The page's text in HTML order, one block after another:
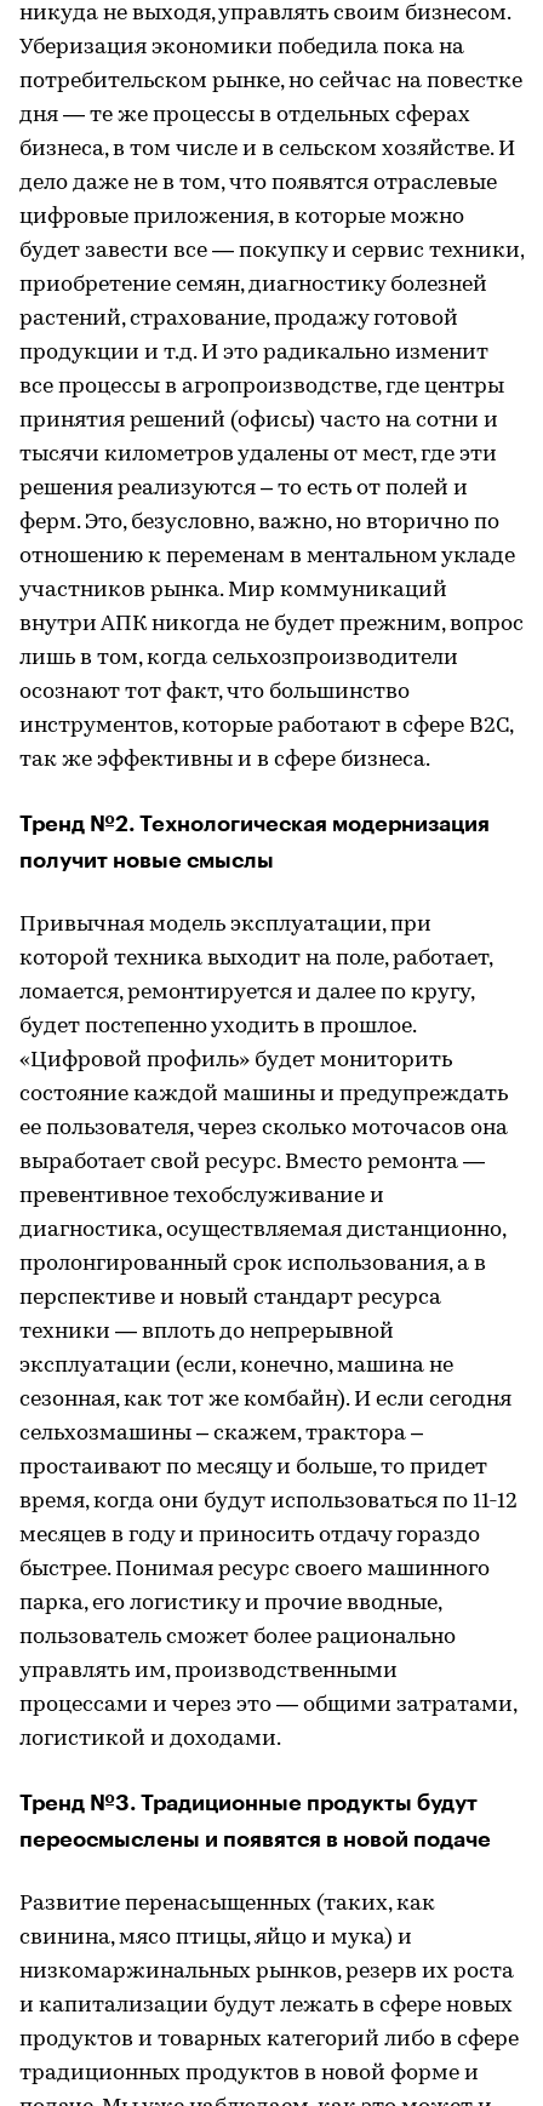
никуда не выходя, управлять своим бизнесом.
Уберизация экономики победила пока на
потребительском рынке, но сейчас на повестке
дня — те же процессы в отдельных сферах
бизнеса, в том числе и в сельском хозяйстве. И
дело даже не в том, что появятся отраслевые
цифровые приложения, в которые можно
будет завести все — покупку и сервис техники,
приобретение семян, диагностику болезней
растений, страхование, продажу готовой
продукции и т.д. И это радикально изменит
все процессы в агропроизводстве, где центры
принятия решений (офисы) часто на сотни и
тысячи километров удалены от мест, где эти
решения реализуются – то есть от полей и
ферм. Это, безусловно, важно, но вторично по
отношению к переменам в ментальном укладе
участников рынка. Мир коммуникаций
внутри АПК никогда не будет прежним, вопрос
лишь в том, когда сельхозпроизводители
осознают тот факт, что большинство
инструментов, которые работают в сфере B2C,
так же эффективны и в сфере бизнеса.
Тренд №2. Технологическая модернизация
получит новые смыслы
Привычная модель эксплуатации, при
которой техника выходит на поле, работает,
ломается, ремонтируется и далее по кругу,
будет постепенно уходить в прошлое.
«Цифровой профиль» будет мониторить
состояние каждой машины и предупреждать
ее пользователя, через сколько моточасов она
выработает свой ресурс. Вместо ремонта —
превентивное техобслуживание и
диагностика, осуществляемая дистанционно,
пролонгированный срок использования, а в
перспективе и новый стандарт ресурса
техники — вплоть до непрерывной
эксплуатации (если, конечно, машина не
сезонная, как тот же комбайн). И если сегодня
сельхозмашины – скажем, трактора –
простаивают по месяцу и больше, то придет
время, когда они будут использоваться по 11-12
месяцев в году и приносить отдачу гораздо
быстрее. Понимая ресурс своего машинного
парка, его логистику и прочие вводные,
пользователь сможет более рационально
управлять им, производственными
процессами и через это — общими затратами,
логистикой и доходами.
Тренд №3. Традиционные продукты будут
переосмыслены и появятся в новой подаче
Развитие перенасыщенных (таких, как
свинина, мясо птицы, яйцо и мука) и
низкомаржинальных рынков, резерв их роста
и капитализации будут лежать в сфере новых
продуктов и товарных категорий либо в сфере
традиционных продуктов в новой форме и